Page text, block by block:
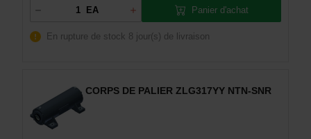
EA Panier d'achat
En rupture de stock 8 jour(s) de livraison
CORPS DE PALIER ZLG317YY NTN-SNR